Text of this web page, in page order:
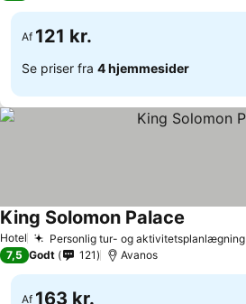
Af 121 kr.
Se priser fra 4 hjemmesider
Hotel Personlig tur- og aktivitetsplanlægning
King Solomon Palace
7,5 Godt 121 Avanos
Af 163 kr.